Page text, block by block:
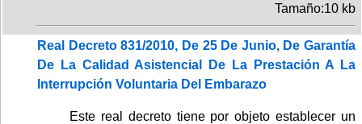
Tamaño:10 kb
Real Decreto 831/2010, De 25 De Junio, De Garantía
De La Calidad Asistencial De La Prestación A La
Interrupción Voluntaria Del Embarazo
Este real decreto tiene por objeto establecer un